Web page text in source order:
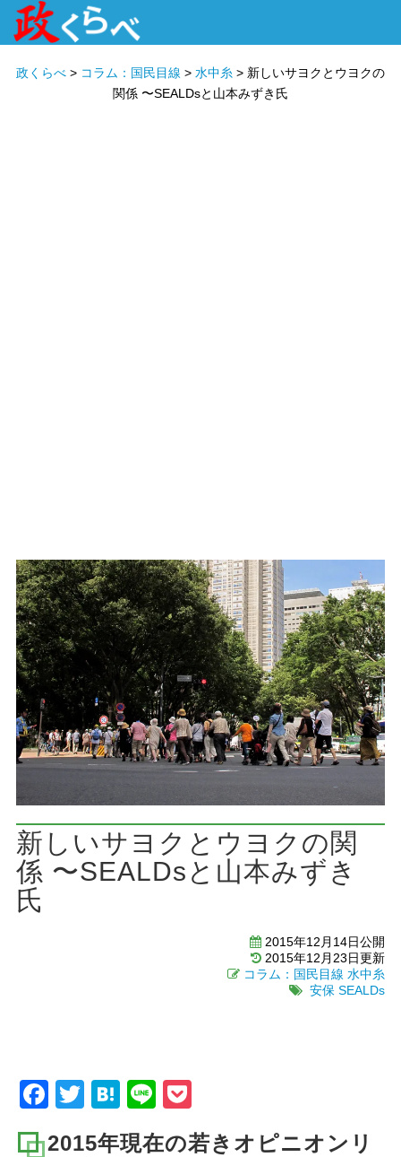
政くらべ > コラム：国民目線 > 水中糸 > 新しいサヨクとウヨクの
関係 〜SEALDsと山本みずき氏
新しいサヨクとウヨクの関
係 〜SEALDsと山本みずき
氏
2015年12月14日公開
2015年12月23日更新
コラム：国民目線 水中糸
安保 SEALDs
Facebook
Twitter
Hatena
Line
2015年現在の若きオピニオンリ